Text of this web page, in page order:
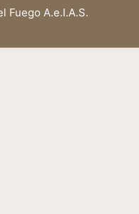
Fuego A.e.I.A.S.